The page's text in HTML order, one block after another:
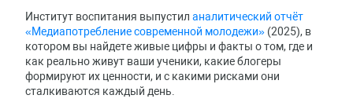
Институт воспитания выпустил аналитический отчёт
«Медиапотребление современной молодежи» (2025), в
котором вы найдете живые цифры и факты о том, где и
как реально живут ваши ученики, какие блогеры
формируют их ценности, и с какими рисками они
сталкиваются каждый день.